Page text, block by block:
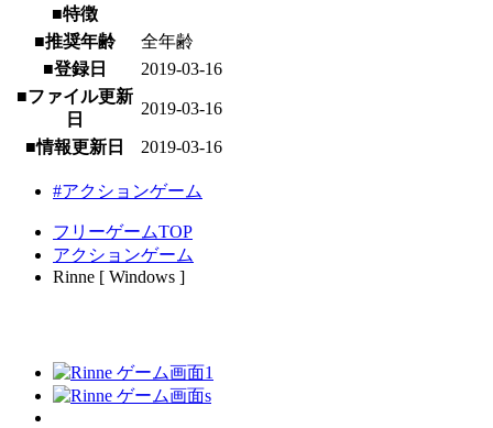
■特徴
■推奨年齢
全年齢
■登録日
2019-03-16
■ファイル更新
日
2019-03-16
■情報更新日 2019-03-16
#アクションゲーム
フリーゲームTOP
アクションゲーム
Rinne [ Windows ]